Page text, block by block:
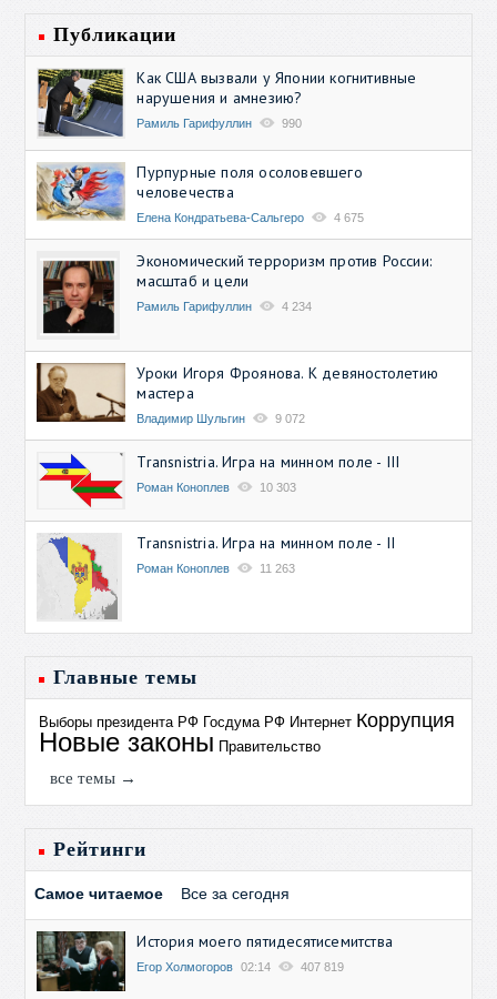
Публикации
Как США вызвали у Японии когнитивные
нарушения и амнезию?
Рамиль Гарифуллин 990
Пурпурные поля осоловевшего
человечества
Елена Кондратьева-Сальгеро 4 675
Экономический терроризм против России:
масштаб и цели
Рамиль Гарифуллин 4 234
Уроки Игоря Фроянова. К девяностолетию
мастера
Владимир Шульгин 9 072
Transnistria. Игра на минном поле - III
Роман Коноплев 10 303
Transnistria. Игра на минном поле - II
Роман Коноплев 11 263
Главные темы
Выборы президента РФ Госдума РФ Интернет Коррупция
Новые законы Правительство
все темы →
Рейтинги
Самое читаемое Все за сегодня
История моего пятидесятисемитства
Егор Холмогоров 02:14 407 819